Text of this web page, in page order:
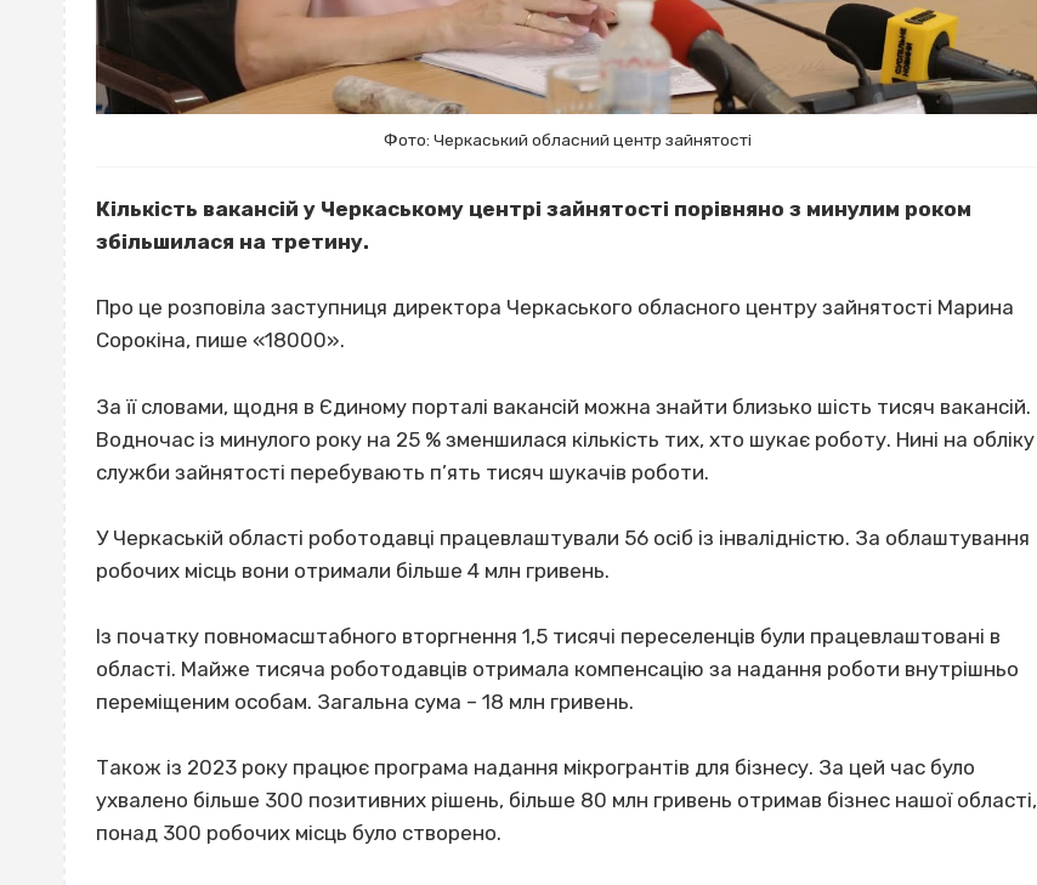
Фото: Черкаський обласний центр зайнятості
Кількість вакансій у Черкаському центрі зайнятості порівняно з минулим роком
збільшилася на третину.
Про це розповіла заступниця директора Черкаського обласного центру зайнятості Марина
Сорокіна, пише «18000».
За її словами, щодня в Єдиному порталі вакансій можна знайти близько шість тисяч вакансій.
Водночас із минулого року на 25 % зменшилася кількість тих, хто шукає роботу. Нині на обліку
служби зайнятості перебувають п’ять тисяч шукачів роботи.
У Черкаській області роботодавці працевлаштували 56 осіб із інвалідністю. За облаштування
робочих місць вони отримали більше 4 млн гривень.
Із початку повномасштабного вторгнення 1,5 тисячі переселенців були працевлаштовані в
області. Майже тисяча роботодавців отримала компенсацію за надання роботи внутрішньо
переміщеним особам. Загальна сума – 18 млн гривень.
Також із 2023 року працює програма надання мікрогрантів для бізнесу. За цей час було
ухвалено більше 300 позитивних рішень, більше 80 млн гривень отримав бізнес нашої області,
понад 300 робочих місць було створено.